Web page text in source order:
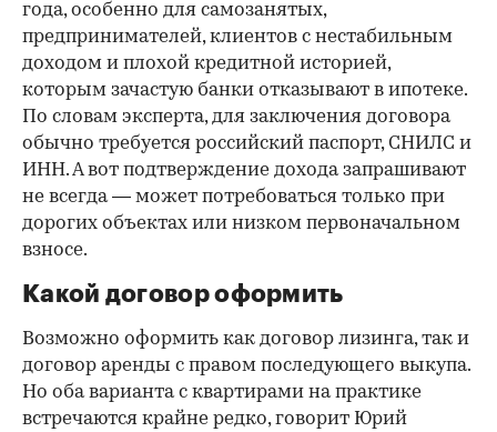
года, особенно для самозанятых,
предпринимателей, клиентов с нестабильным
доходом и плохой кредитной историей,
которым зачастую банки отказывают в ипотеке.
По словам эксперта, для заключения договора
обычно требуется российский паспорт, СНИЛС и
ИНН. А вот подтверждение дохода запрашивают
не всегда — может потребоваться только при
дорогих объектах или низком первоначальном
взносе.
Какой договор оформить
Возможно оформить как договор лизинга, так и
договор аренды с правом последующего выкупа.
Но оба варианта с квартирами на практике
встречаются крайне редко, говорит Юрий